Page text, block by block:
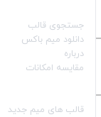
جستجوی قالب
دانلود میم باکس
درباره
مقایسه امکانات
قالب‌ های میم جدید